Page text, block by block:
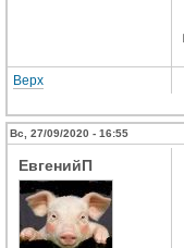
Верх
Вс, 27/09/2020 - 16:55
ЕвгенийП